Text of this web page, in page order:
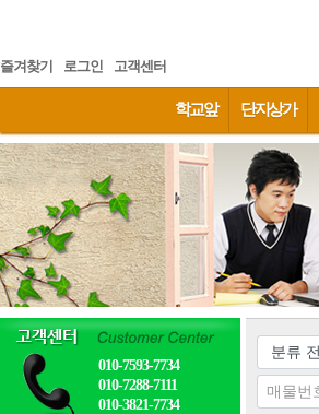
즐겨찾기 로그인 고객센터
학교앞 단지상가
010-7593-7734
010-7288-7111
010-3821-7734